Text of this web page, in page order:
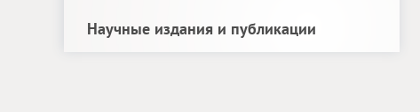
Научные издания и публикации